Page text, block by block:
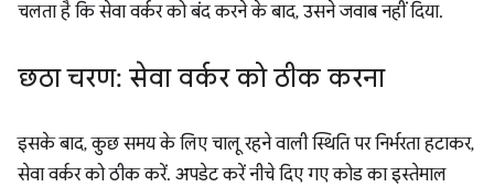
चलता है कि सेवा वर्कर को बंद करने के बाद, उसने जवाब नहीं दिया.
छठा चरण: सेवा वर्कर को ठीक करना
इसके बाद, कुछ समय के लिए चालू रहने वाली स्थिति पर निर्भरता हटाकर,
सेवा वर्कर को ठीक करें. अपडेट करें नीचे दिए गए कोड का इस्तेमाल